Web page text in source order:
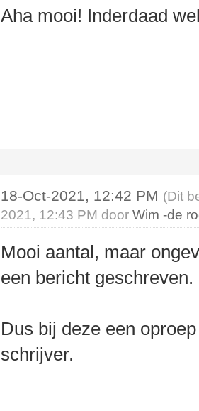
Aha mooi! Inderdaad
18-Oct-2021, 12:42 PM (Dit
2021, 12:43 PM doorWim -de
Mooi aantal, maar
een bericht geschreven.
Dus bij deze een
schrijver.